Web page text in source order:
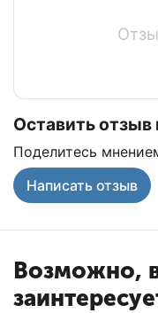
Оставить отзыв
Поделитесь
Написать отзыв
Возможно,